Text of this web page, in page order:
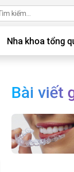
Nha khoa tổng
Bài viết